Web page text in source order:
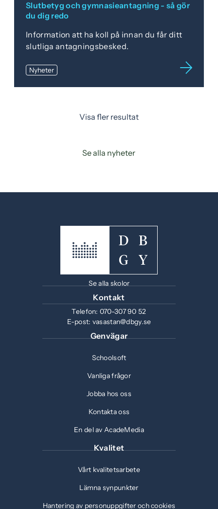
Slutbetyg och gymnasieantagning - så gör
du dig redo
Information att ha koll på innan du får ditt
slutliga antagningsbesked.
Nyheter
Visa fler resultat
Se alla nyheter
Se alla skolor
Kontakt
Telefon: 070-307 90 52
E-post: vasastan@dbgy.se
Genvägar
Schoolsoft
Vanliga frågor
Jobba hos oss
Kontakta oss
En del av AcadeMedia
Kvalitet
Vårt kvalitetsarbete
Lämna synpunkter
Hantering av personuppgifter och cookies